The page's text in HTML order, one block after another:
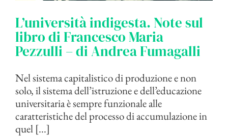
L’università indigesta. Note sul
libro di Francesco Maria
Pezzulli – di Andrea Fumagalli
Nel sistema capitalistico di produzione e non
solo, il sistema dell’istruzione e dell’educazione
universitaria è sempre funzionale alle
caratteristiche del processo di accumulazione in
quel [...]